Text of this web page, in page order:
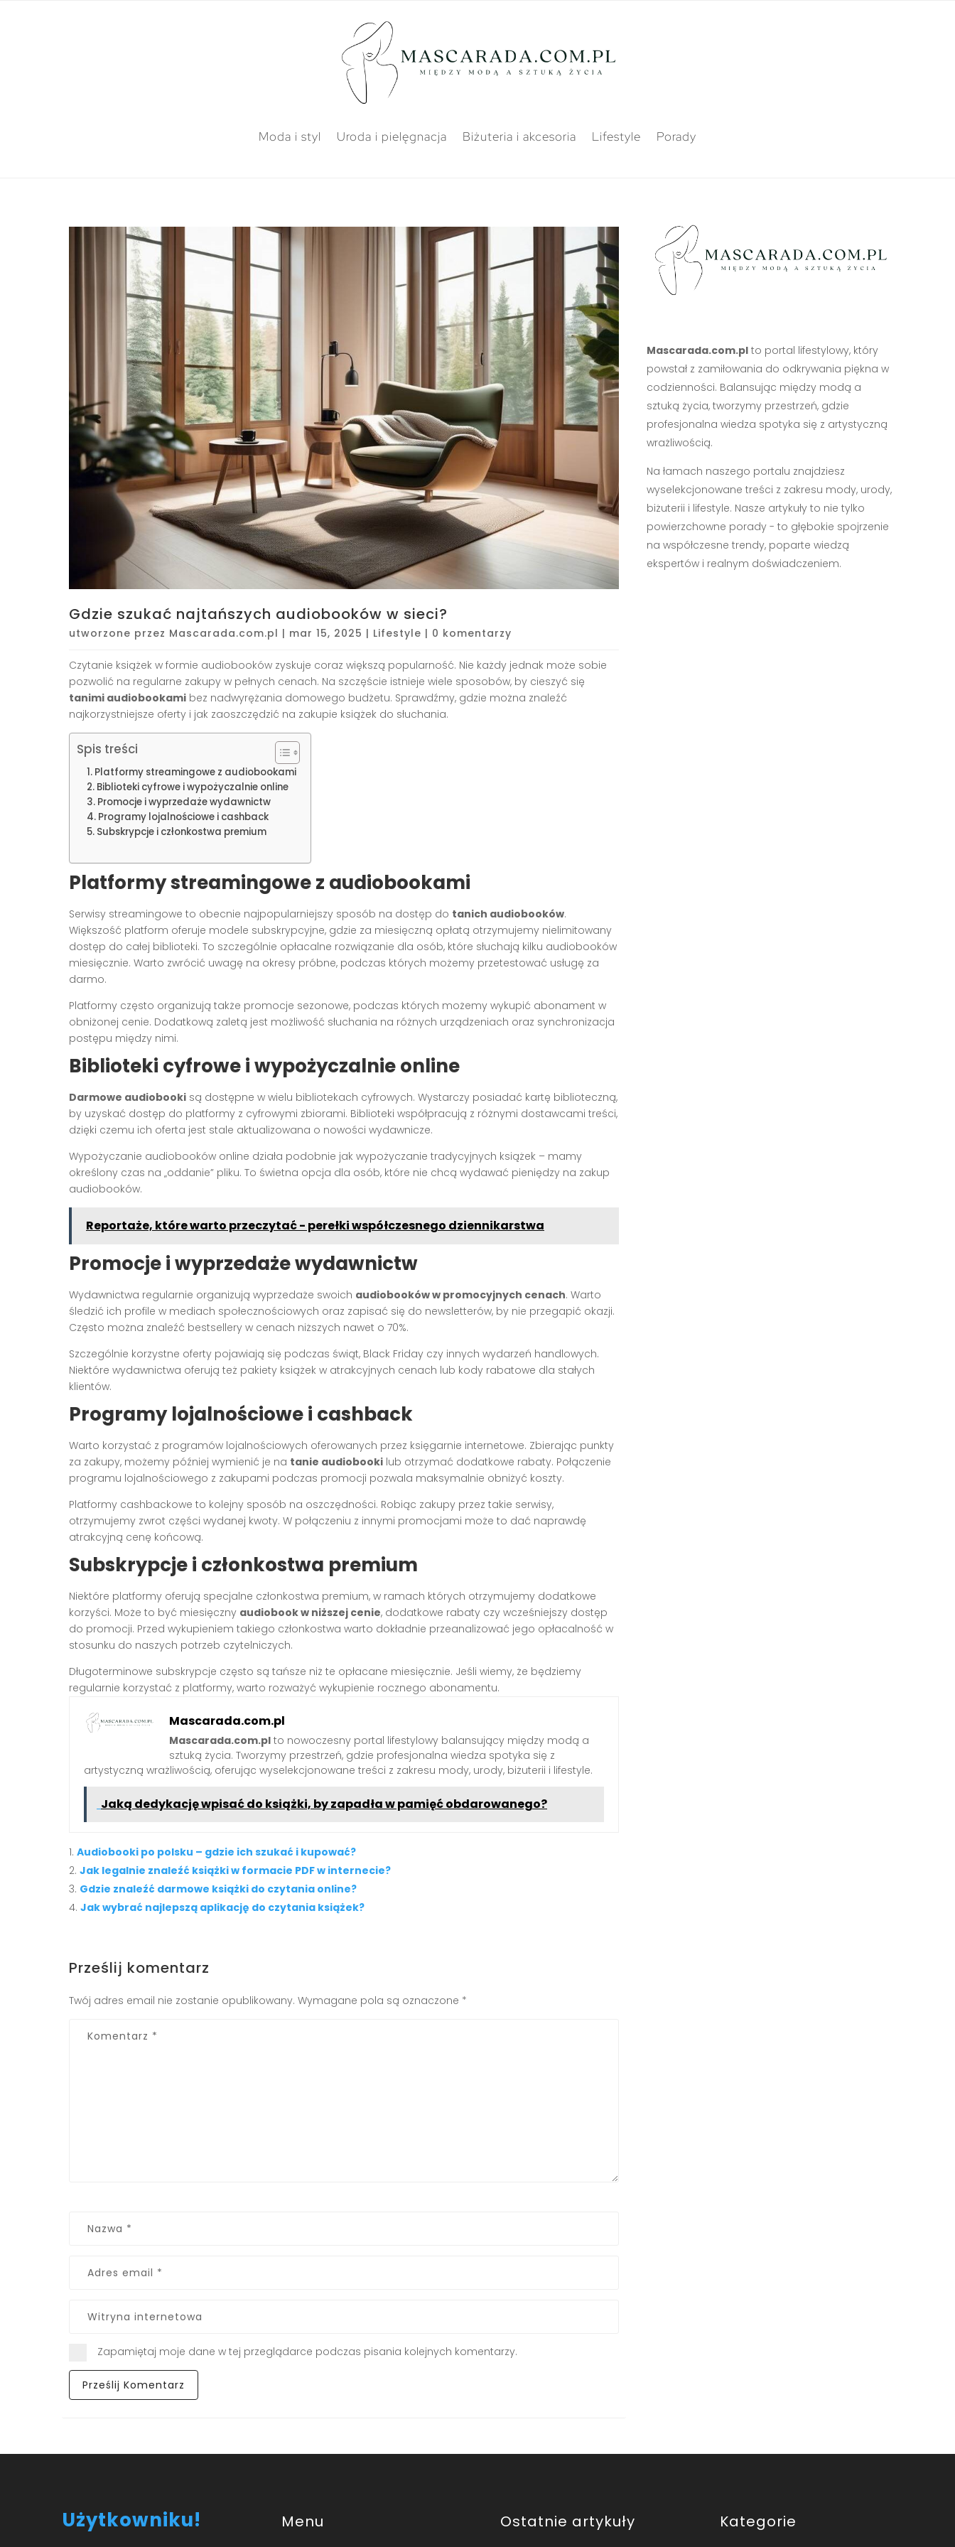
Moda i styl Uroda i pielęgnacja Biżuteria i akcesoria Lifestyle Porady
Gdzie szukać najtańszych audiobooków w sieci?
utworzone przez Mascarada.com.pl | mar 15, 2025 | Lifestyle | 0 komentarzy
Czytanie książek w formie audiobooków zyskuje coraz większą popularność. Nie każdy jednak może sobie
pozwolić na regularne zakupy w pełnych cenach. Na szczęście istnieje wiele sposobów, by cieszyć się
tanimi audiobookami bez nadwyrężania domowego budżetu. Sprawdźmy, gdzie można znaleźć
najkorzystniejsze oferty i jak zaoszczędzić na zakupie książek do słuchania.
Spis treści
Platformy streamingowe z audiobookami
Biblioteki cyfrowe i wypożyczalnie online
Promocje i wyprzedaże wydawnictw
Programy lojalnościowe i cashback
Subskrypcje i członkostwa premium
Platformy streamingowe z audiobookami
Serwisy streamingowe to obecnie najpopularniejszy sposób na dostęp do tanich audiobooków.
Większość platform oferuje modele subskrypcyjne, gdzie za miesięczną opłatą otrzymujemy nielimitowany
dostęp do całej biblioteki. To szczególnie opłacalne rozwiązanie dla osób, które słuchają kilku audiobooków
miesięcznie. Warto zwrócić uwagę na okresy próbne, podczas których możemy przetestować usługę za
darmo.
Platformy często organizują także promocje sezonowe, podczas których możemy wykupić abonament w
obniżonej cenie. Dodatkową zaletą jest możliwość słuchania na różnych urządzeniach oraz synchronizacja
postępu między nimi.
Biblioteki cyfrowe i wypożyczalnie online
Darmowe audiobooki są dostępne w wielu bibliotekach cyfrowych. Wystarczy posiadać kartę biblioteczną,
by uzyskać dostęp do platformy z cyfrowymi zbiorami. Biblioteki współpracują z różnymi dostawcami treści,
dzięki czemu ich oferta jest stale aktualizowana o nowości wydawnicze.
Wypożyczanie audiobooków online działa podobnie jak wypożyczanie tradycyjnych książek – mamy
określony czas na „oddanie” pliku. To świetna opcja dla osób, które nie chcą wydawać pieniędzy na zakup
audiobooków.
Reportaże, które warto przeczytać - perełki współczesnego dziennikarstwa
Promocje i wyprzedaże wydawnictw
Wydawnictwa regularnie organizują wyprzedaże swoich audiobooków w promocyjnych cenach. Warto
śledzić ich profile w mediach społecznościowych oraz zapisać się do newsletterów, by nie przegapić okazji.
Często można znaleźć bestsellery w cenach niższych nawet o 70%.
Szczególnie korzystne oferty pojawiają się podczas świąt, Black Friday czy innych wydarzeń handlowych.
Niektóre wydawnictwa oferują też pakiety książek w atrakcyjnych cenach lub kody rabatowe dla stałych
klientów.
Programy lojalnościowe i cashback
Warto korzystać z programów lojalnościowych oferowanych przez księgarnie internetowe. Zbierając punkty
za zakupy, możemy później wymienić je na tanie audiobooki lub otrzymać dodatkowe rabaty. Połączenie
programu lojalnościowego z zakupami podczas promocji pozwala maksymalnie obniżyć koszty.
Platformy cashbackowe to kolejny sposób na oszczędności. Robiąc zakupy przez takie serwisy,
otrzymujemy zwrot części wydanej kwoty. W połączeniu z innymi promocjami może to dać naprawdę
atrakcyjną cenę końcową.
Subskrypcje i członkostwa premium
Niektóre platformy oferują specjalne członkostwa premium, w ramach których otrzymujemy dodatkowe
korzyści. Może to być miesięczny audiobook w niższej cenie, dodatkowe rabaty czy wcześniejszy dostęp
do promocji. Przed wykupieniem takiego członkostwa warto dokładnie przeanalizować jego opłacalność w
stosunku do naszych potrzeb czytelniczych.
Długoterminowe subskrypcje często są tańsze niż te opłacane miesięcznie. Jeśli wiemy, że będziemy
regularnie korzystać z platformy, warto rozważyć wykupienie rocznego abonamentu.
Mascarada.com.pl
Mascarada.com.pl to nowoczesny portal lifestylowy balansujący między modą a
sztuką życia. Tworzymy przestrzeń, gdzie profesjonalna wiedza spotyka się z
artystyczną wrażliwością, oferując wyselekcjonowane treści z zakresu mody, urody, biżuterii i lifestyle.
Jaką dedykację wpisać do książki, by zapadła w pamięć obdarowanego?
Audiobooki po polsku – gdzie ich szukać i kupować?
Jak legalnie znaleźć książki w formacie PDF w internecie?
Gdzie znaleźć darmowe książki do czytania online?
Jak wybrać najlepszą aplikację do czytania książek?
Prześlij komentarz
Twój adres email nie zostanie opublikowany. Wymagane pola są oznaczone *
Zapamiętaj moje dane w tej przeglądarce podczas pisania kolejnych komentarzy.
Mascarada.com.plto portal lifestylowy, który
powstał z zamiłowania do odkrywania piękna w
codzienności. Balansując między modą a
sztuką życia, tworzymy przestrzeń, gdzie
profesjonalna wiedza spotyka się z artystyczną
wrażliwością.
Na łamach naszego portalu znajdziesz
wyselekcjonowane treści z zakresu mody, urody,
biżuterii i lifestyle. Nasze artykuły to nie tylko
powierzchowne porady - to głębokie spojrzenie
na współczesne trendy, poparte wiedzą
ekspertów i realnym doświadczeniem.
Użytkowniku! Menu Ostatnie artykuły Kategorie